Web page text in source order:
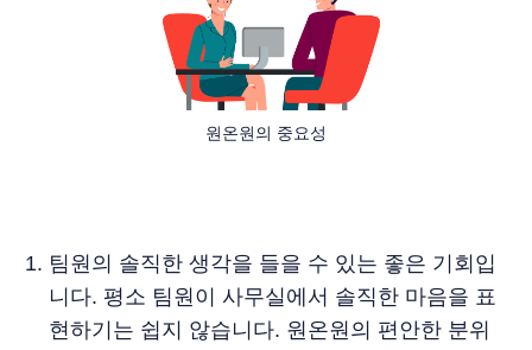
원온원의 중요성
팀원의 솔직한 생각을 들을 수 있는 좋은 기회입
니다. 평소 팀원이 사무실에서 솔직한 마음을 표
현하기는 쉽지 않습니다. 원온원의 편안한 분위